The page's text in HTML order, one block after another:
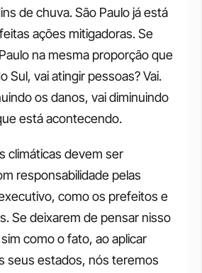
de chuva. São Paulo já está
ações mitigadoras. Se
na mesma proporção que
Sul, vai atingir pessoas? Vai.
os danos, vai diminuindo
está acontecendo.
climáticas devem ser
responsabilidade pelas
como os prefeitos e
Se deixarem de pensar nisso
como o fato, ao aplicar
seus estados, nós teremos